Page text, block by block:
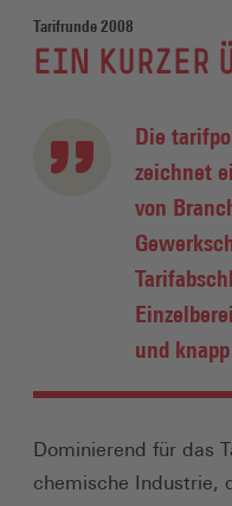
Tarifrunde 2008
:
EIN KURZER
Die
zeichnet
von
und
Dominierend für das
chemische Industrie,